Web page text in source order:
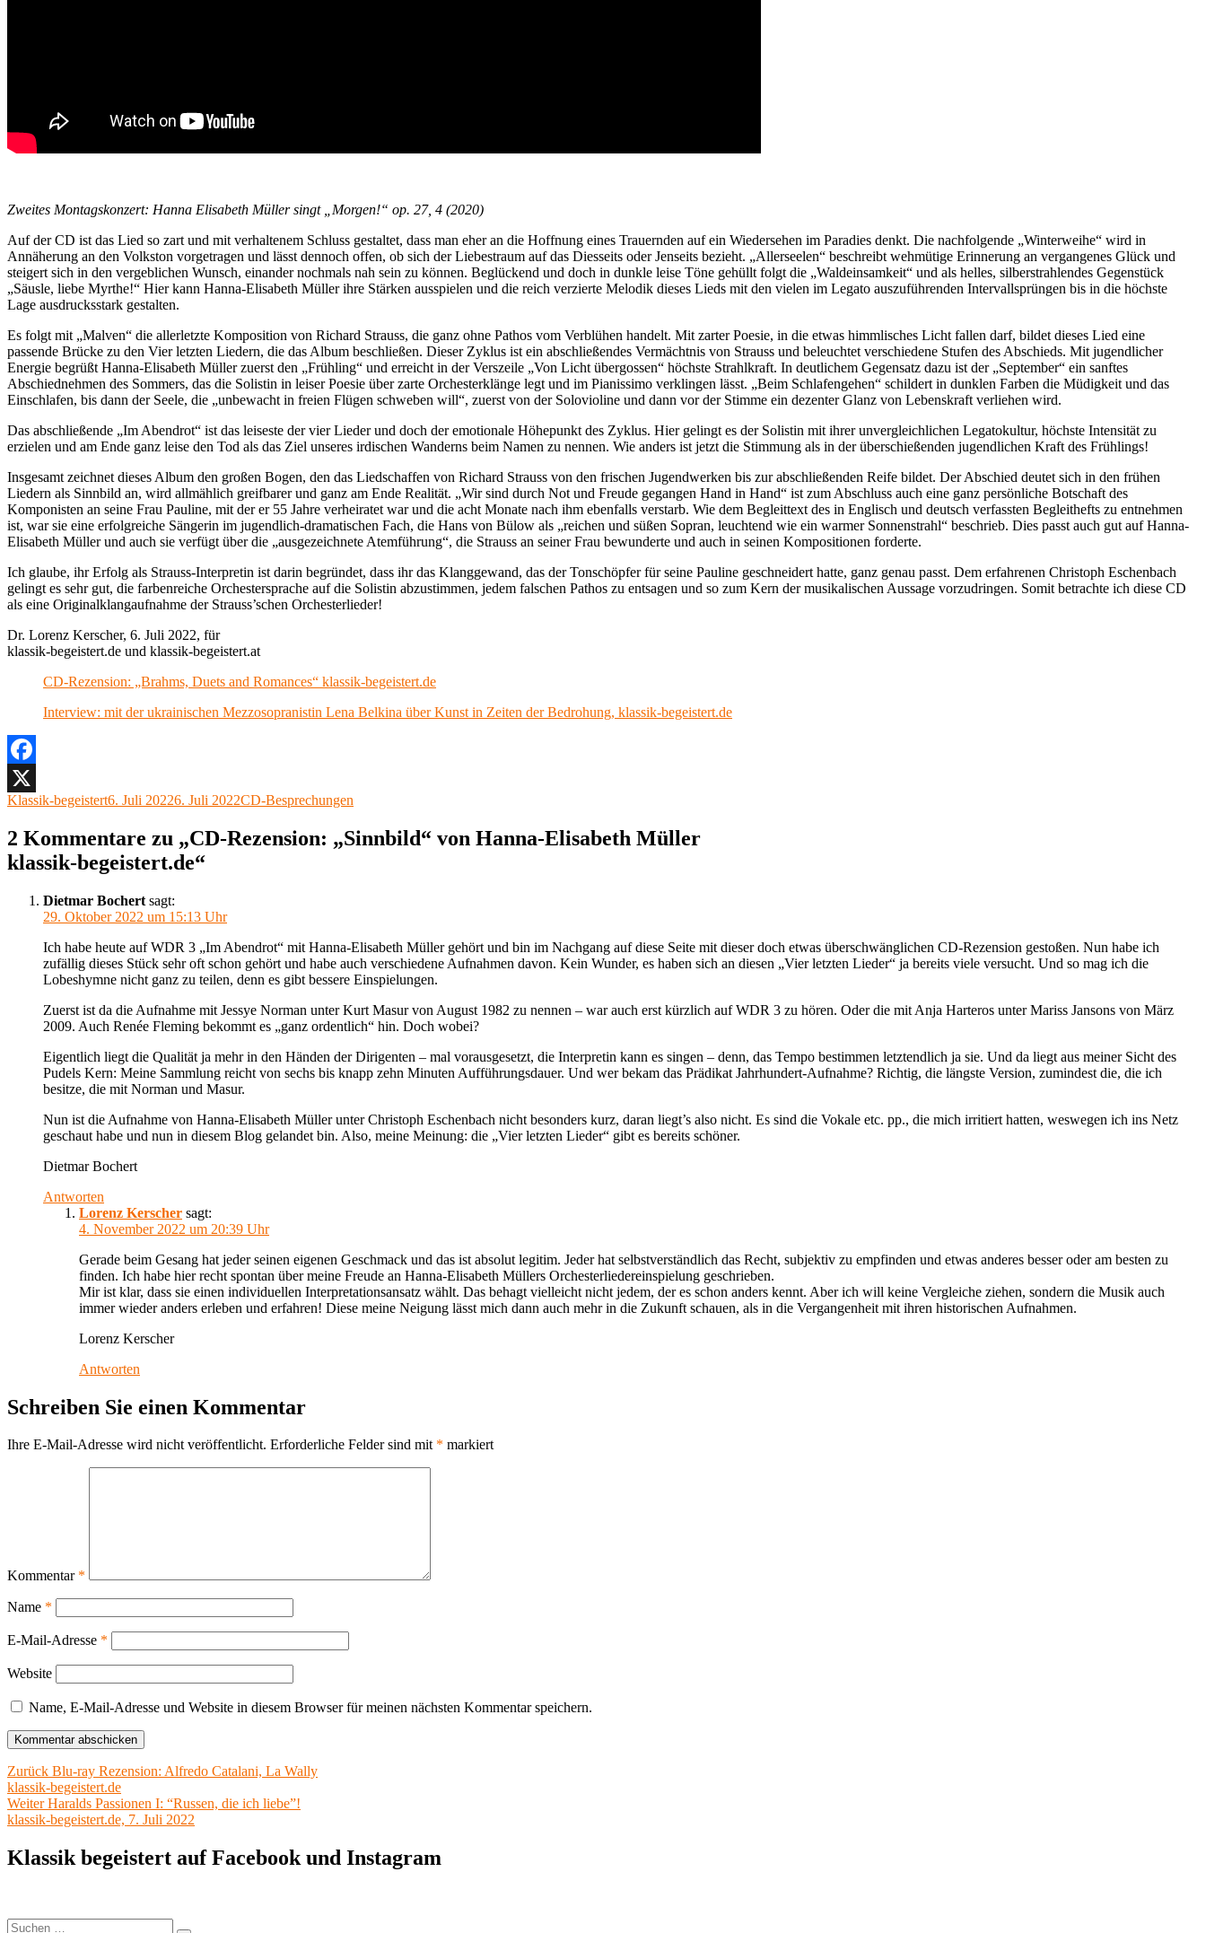
Zweites Montagskonzert: Hanna Elisabeth Müller singt „Morgen!“ op. 27, 4 (2020)
Auf der CD ist das Lied so zart und mit verhaltenem Schluss gestaltet, dass man eher an die Hoffnung eines Trauernden auf ein Wiedersehen im Paradies denkt. Die nachfolgende „Winterweihe“ wird in
Annäherung an den Volkston vorgetragen und lässt dennoch offen, ob sich der Liebestraum auf das Diesseits oder Jenseits bezieht. „Allerseelen“ beschreibt wehmütige Erinnerung an vergangenes Glück und
steigert sich in den vergeblichen Wunsch, einander nochmals nah sein zu können. Beglückend und doch in dunkle leise Töne gehüllt folgt die „Waldeinsamkeit“ und als helles, silberstrahlendes Gegenstück
„Säusle, liebe Myrthe!“ Hier kann Hanna-Elisabeth Müller ihre Stärken ausspielen und die reich verzierte Melodik dieses Lieds mit den vielen im Legato auszuführenden Intervallsprüngen bis in die höchste
Lage ausdrucksstark gestalten.
Es folgt mit „Malven“ die allerletzte Komposition von Richard Strauss, die ganz ohne Pathos vom Verblühen handelt. Mit zarter Poesie, in die etwas himmlisches Licht fallen darf, bildet dieses Lied eine
passende Brücke zu den Vier letzten Liedern, die das Album beschließen. Dieser Zyklus ist ein abschließendes Vermächtnis von Strauss und beleuchtet verschiedene Stufen des Abschieds. Mit jugendlicher
Energie begrüßt Hanna-Elisabeth Müller zuerst den „Frühling“ und erreicht in der Verszeile „Von Licht übergossen“ höchste Strahlkraft. In deutlichem Gegensatz dazu ist der „September“ ein sanftes
Abschiednehmen des Sommers, das die Solistin in leiser Poesie über zarte Orchesterklänge legt und im Pianissimo verklingen lässt. „Beim Schlafengehen“ schildert in dunklen Farben die Müdigkeit und das
Einschlafen, bis dann der Seele, die „unbewacht in freien Flügen schweben will“, zuerst von der Solovioline und dann vor der Stimme ein dezenter Glanz von Lebenskraft verliehen wird.
Das abschließende „Im Abendrot“ ist das leiseste der vier Lieder und doch der emotionale Höhepunkt des Zyklus. Hier gelingt es der Solistin mit ihrer unvergleichlichen Legatokultur, höchste Intensität zu
erzielen und am Ende ganz leise den Tod als das Ziel unseres irdischen Wanderns beim Namen zu nennen. Wie anders ist jetzt die Stimmung als in der überschießenden jugendlichen Kraft des Frühlings!
Insgesamt zeichnet dieses Album den großen Bogen, den das Liedschaffen von Richard Strauss von den frischen Jugendwerken bis zur abschließenden Reife bildet. Der Abschied deutet sich in den frühen
Liedern als Sinnbild an, wird allmählich greifbarer und ganz am Ende Realität. „Wir sind durch Not und Freude gegangen Hand in Hand“ ist zum Abschluss auch eine ganz persönliche Botschaft des
Komponisten an seine Frau Pauline, mit der er 55 Jahre verheiratet war und die acht Monate nach ihm ebenfalls verstarb. Wie dem Begleittext des in Englisch und deutsch verfassten Begleithefts zu entnehmen
ist, war sie eine erfolgreiche Sängerin im jugendlich-dramatischen Fach, die Hans von Bülow als „reichen und süßen Sopran, leuchtend wie ein warmer Sonnenstrahl“ beschrieb. Dies passt auch gut auf Hanna-
Elisabeth Müller und auch sie verfügt über die „ausgezeichnete Atemführung“, die Strauss an seiner Frau bewunderte und auch in seinen Kompositionen forderte.
Ich glaube, ihr Erfolg als Strauss-Interpretin ist darin begründet, dass ihr das Klanggewand, das der Tonschöpfer für seine Pauline geschneidert hatte, ganz genau passt. Dem erfahrenen Christoph Eschenbach
gelingt es sehr gut, die farbenreiche Orchestersprache auf die Solistin abzustimmen, jedem falschen Pathos zu entsagen und so zum Kern der musikalischen Aussage vorzudringen. Somit betrachte ich diese CD
als eine Originalklangaufnahme der Strauss’schen Orchesterlieder!
Dr. Lorenz Kerscher, 6. Juli 2022, für
klassik-begeistert.de und klassik-begeistert.at
CD-Rezension: „Brahms, Duets and Romances“ klassik-begeistert.de
Interview: mit der ukrainischen Mezzosopranistin Lena Belkina über Kunst in Zeiten der Bedrohung, klassik-begeistert.de
Facebook
X
Autor
Klassik-begeistertVeröffentlicht
6. Juli 20226. Juli 2022Kategorien
CD-Besprechungen
2 Kommentare zu „CD-Rezension: „Sinnbild“ von Hanna-Elisabeth Müller
klassik-begeistert.de“
Dietmar Bochert sagt:
29. Oktober 2022 um 15:13 Uhr
Ich habe heute auf WDR 3 „Im Abendrot“ mit Hanna-Elisabeth Müller gehört und bin im Nachgang auf diese Seite mit dieser doch etwas überschwänglichen CD-Rezension gestoßen. Nun habe ich
zufällig dieses Stück sehr oft schon gehört und habe auch verschiedene Aufnahmen davon. Kein Wunder, es haben sich an diesen „Vier letzten Lieder“ ja bereits viele versucht. Und so mag ich die
Lobeshymne nicht ganz zu teilen, denn es gibt bessere Einspielungen.
Zuerst ist da die Aufnahme mit Jessye Norman unter Kurt Masur von August 1982 zu nennen – war auch erst kürzlich auf WDR 3 zu hören. Oder die mit Anja Harteros unter Mariss Jansons von März
2009. Auch Renée Fleming bekommt es „ganz ordentlich“ hin. Doch wobei?
Eigentlich liegt die Qualität ja mehr in den Händen der Dirigenten – mal vorausgesetzt, die Interpretin kann es singen – denn, das Tempo bestimmen letztendlich ja sie. Und da liegt aus meiner Sicht des
Pudels Kern: Meine Sammlung reicht von sechs bis knapp zehn Minuten Aufführungsdauer. Und wer bekam das Prädikat Jahrhundert-Aufnahme? Richtig, die längste Version, zumindest die, die ich
besitze, die mit Norman und Masur.
Nun ist die Aufnahme von Hanna-Elisabeth Müller unter Christoph Eschenbach nicht besonders kurz, daran liegt’s also nicht. Es sind die Vokale etc. pp., die mich irritiert hatten, weswegen ich ins Netz
geschaut habe und nun in diesem Blog gelandet bin. Also, meine Meinung: die „Vier letzten Lieder“ gibt es bereits schöner.
Dietmar Bochert
Antworten
Lorenz Kerscher sagt:
4. November 2022 um 20:39 Uhr
Gerade beim Gesang hat jeder seinen eigenen Geschmack und das ist absolut legitim. Jeder hat selbstverständlich das Recht, subjektiv zu empfinden und etwas anderes besser oder am besten zu
finden. Ich habe hier recht spontan über meine Freude an Hanna-Elisabeth Müllers Orchesterliedereinspielung geschrieben.
Mir ist klar, dass sie einen individuellen Interpretationsansatz wählt. Das behagt vielleicht nicht jedem, der es schon anders kennt. Aber ich will keine Vergleiche ziehen, sondern die Musik auch
immer wieder anders erleben und erfahren! Diese meine Neigung lässt mich dann auch mehr in die Zukunft schauen, als in die Vergangenheit mit ihren historischen Aufnahmen.
Lorenz Kerscher
Antworten
Schreiben Sie einen Kommentar
Ihre E-Mail-Adresse wird nicht veröffentlicht. Erforderliche Felder sind mit * markiert
Kommentar *
Name *
E-Mail-Adresse *
Website
Name, E-Mail-Adresse und Website in diesem Browser für meinen nächsten Kommentar speichern.
Beitragsnavigation
Zurück Vorheriger
Beitrag:
Blu-ray Rezension: Alfredo Catalani, La Wally
klassik-begeistert.de
Weiter Nächster
Beitrag:
Haralds Passionen I: “Russen, die ich liebe”!
klassik-begeistert.de, 7. Juli 2022
Klassik begeistert auf Facebook und Instagram
Suchen